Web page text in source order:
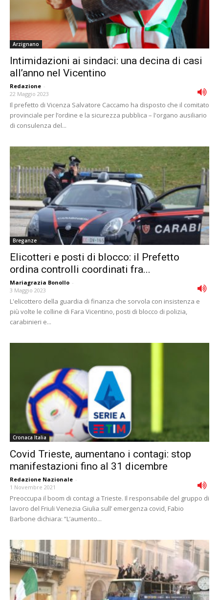
Arzignano
Intimidazioni ai sindaci: una decina di casi
all’anno nel Vicentino
Redazione -
22 Maggio 2023
Il prefetto di Vicenza Salvatore Caccamo ha disposto che il comitato
provinciale per l’ordine e la sicurezza pubblica – l'organo ausiliario
di consulenza del...
Breganze
Elicotteri e posti di blocco: il Prefetto
ordina controlli coordinati fra...
Mariagrazia Bonollo -
3 Maggio 2023
L'elicottero della guardia di finanza che sorvola con insistenza e
più volte le colline di Fara Vicentino, posti di blocco di polizia,
carabinieri e...
Cronaca Italia
Covid Trieste, aumentano i contagi: stop
manifestazioni fino al 31 dicembre
Redazione Nazionale -
1 Novembre 2021
Preoccupa il boom di contagi a Trieste. Il responsabile del gruppo di
lavoro del Friuli Venezia Giulia sull’ emergenza covid, Fabio
Barbone dichiara: “L’aumento...